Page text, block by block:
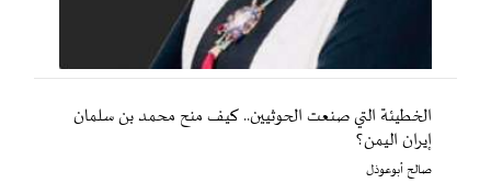
الخطيئة التي صنعت الحوثيين.. كيف منح محمد بن سلمان
إيران اليمن؟
صالح أبوعوذل